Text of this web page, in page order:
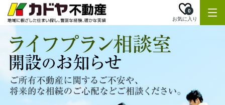
お気に入り
0